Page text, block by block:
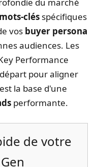
clés spécifiques
vos buyer persona
audiences. Les
Performance
pour aligner
la base d'une
performante.
de votre